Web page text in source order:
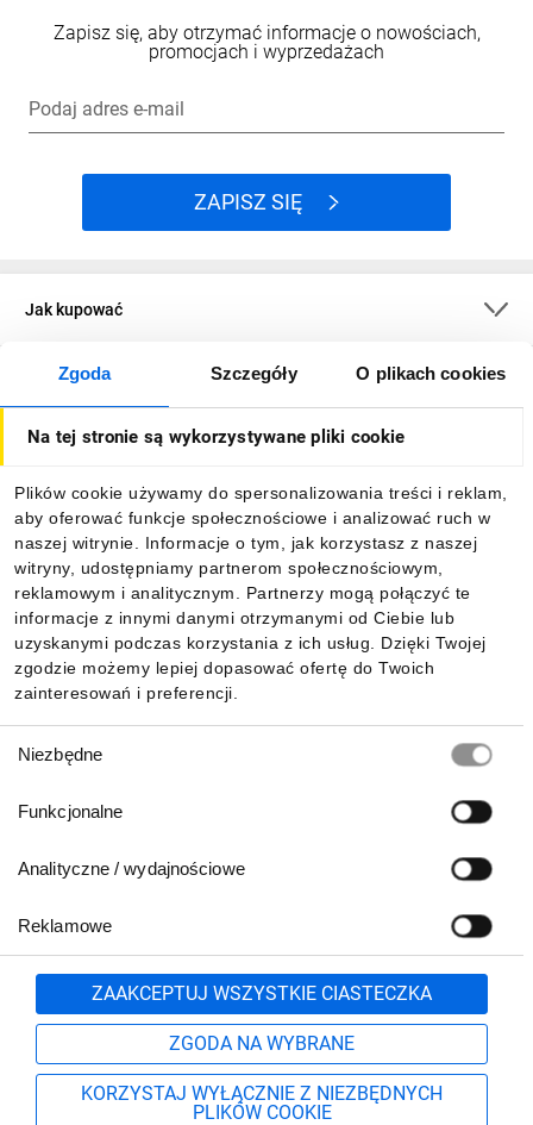
Zgoda Szczegóły O plikach cookies
Na tej stronie są wykorzystywane pliki cookie
Plików cookie używamy do spersonalizowania treści i reklam,
aby oferować funkcje społecznościowe i analizować ruch w
naszej witrynie. Informacje o tym, jak korzystasz z naszej
witryny, udostępniamy partnerom społecznościowym,
reklamowym i analitycznym. Partnerzy mogą połączyć te
informacje z innymi danymi otrzymanymi od Ciebie lub
uzyskanymi podczas korzystania z ich usług. Dzięki Twojej
zgodzie możemy lepiej dopasować ofertę do Twoich
zainteresowań i preferencji.
zgody
Niezbędne
Funkcjonalne
Analityczne / wydajnościowe
Reklamowe
ZAAKCEPTUJ WSZYSTKIE CIASTECZKA
ZGODA NA WYBRANE
KORZYSTAJ WYŁĄCZNIE Z NIEZBĘDNYCH
PLIKÓW COOKIE
Zapisz się, aby otrzymać informacje o nowościach,
promocjach i wyprzedażach
Podaj adres e-mail
ZAPISZ SIĘ
Jak kupować
O firmie
Informacje
Pobierz naszą aplikację mobilną:
801 500 700 lub
71 37 61 600
Formularz kontaktowy